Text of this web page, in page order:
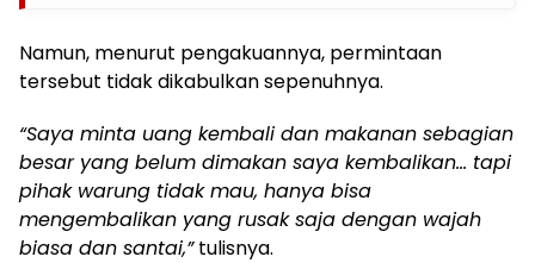
Namun, menurut pengakuannya, permintaan
tersebut tidak dikabulkan sepenuhnya.
“Saya minta uang kembali dan makanan sebagian
besar yang belum dimakan saya kembalikan… tapi
pihak warung tidak mau, hanya bisa
mengembalikan yang rusak saja dengan wajah
biasa dan santai,”tulisnya.